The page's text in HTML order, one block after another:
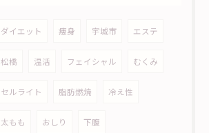
ダイエット 痩身 宇城市 エステ
松橋 温活 フェイシャル むくみ
セルライト 脂肪燃焼 冷え性
太もも おしり 下腹